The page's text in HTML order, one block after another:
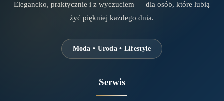
Elegancko, praktycznie i z wyczuciem — dla osób, które lubią
żyć piękniej każdego dnia.
Moda • Uroda • Lifestyle
Serwis